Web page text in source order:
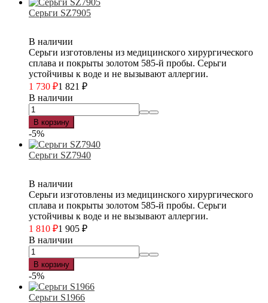
Серьги SZ7905
В наличии
Серьги изготовлены из медицинского хирургического
сплава и покрыты золотом 585-й пробы. Серьги
устойчивы к воде и не вызывают аллергии.
1 730 ₽1 821 ₽
В наличии
В корзину
-5%
Серьги SZ7940
В наличии
Серьги изготовлены из медицинского хирургического
сплава и покрыты золотом 585-й пробы. Серьги
устойчивы к воде и не вызывают аллергии.
1 810 ₽1 905 ₽
В наличии
В корзину
-5%
Серьги S1966